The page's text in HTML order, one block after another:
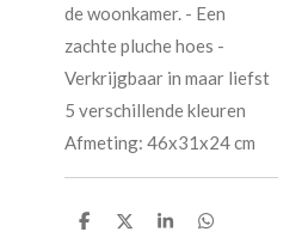
de woonkamer. - Een
zachte pluche hoes -
Verkrijgbaar in maar liefst
5 verschillende kleuren
Afmeting: 46x31x24 cm
D
D
S
D